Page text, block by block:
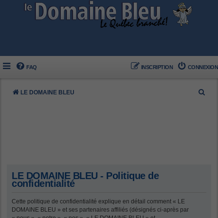
FAQ CONNEXION
INSCRIPTION
LE DOMAINE BLEU
LE DOMAINE BLEU - Politique de
confidentialité
Cette politique de confidentialité explique en détail comment « LE
DOMAINE BLEU » et ses partenaires affiliés (désignés ci-après par